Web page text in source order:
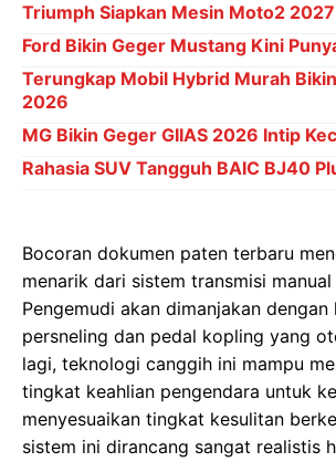
Triumph Siapkan Mesin Moto2
Ford Bikin Geger Mustang Kini
Terungkap Mobil Hybrid Murah
2026
MG Bikin Geger GIIAS 2026 Intip
Rahasia SUV Tangguh BAIC BJ40
Bocoran dokumen paten terbaru
menarik dari sistem transmisi manual
Pengemudi akan dimanjakan
persneling dan pedal kopling yang
lagi, teknologi canggih ini mampu
tingkat keahlian pengendara untuk
menyesuaikan tingkat kesulitan
sistem ini dirancang sangat realistis